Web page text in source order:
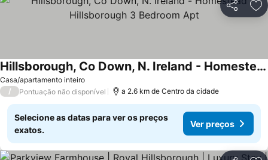
Partilhar
Casa/apartamento inteiro
Hillsborough, Co Down, N. Ireland - Homestead Hillsborough 3 Bedroom Apt
/ Pontuação não disponível a 2.6 km de Centro da cidade
Selecione as datas para ver os preços
exatos.
Ver preços